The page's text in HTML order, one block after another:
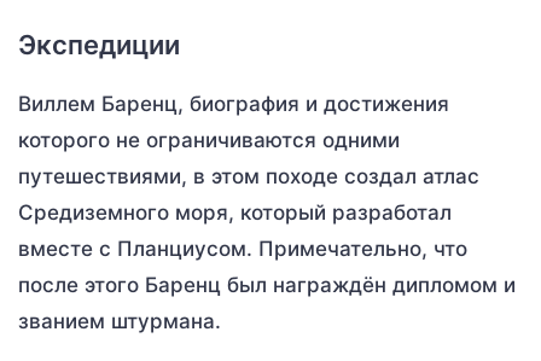
Экспедиции
Виллем Баренц, биография и достижения
которого не ограничиваются одними
путешествиями, в этом походе создал атлас
Средиземного моря, который разработал
вместе с Планциусом. Примечательно, что
после этого Баренц был награждён дипломом и
званием штурмана.